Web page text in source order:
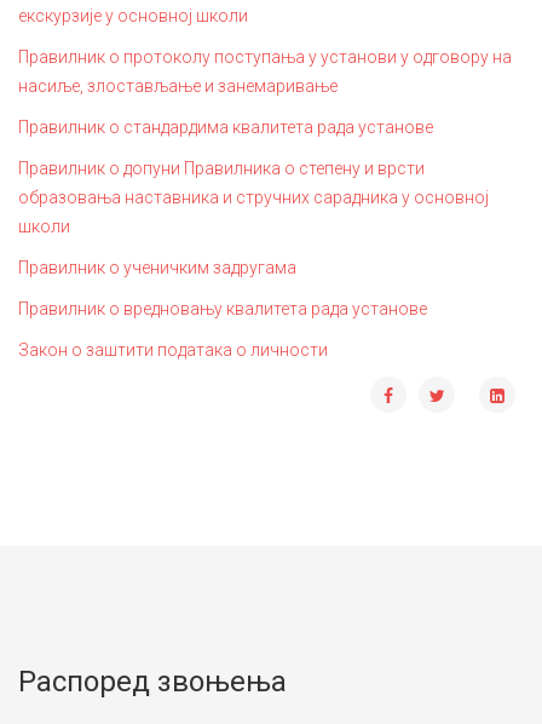
екскурзије у основној школи
Правилник о протоколу поступања у установи у одговору на
насиље, злостављање и занемаривање
Правилник о стандардима квалитета рада установе
Правилник о допуни Правилника о степену и врсти
образовања наставника и стручних сарадника у основној
школи
Правилник о ученичким задругама
Правилник о вредновању квалитета рада установе
Закон о заштити података о личности
Распоред звоњења